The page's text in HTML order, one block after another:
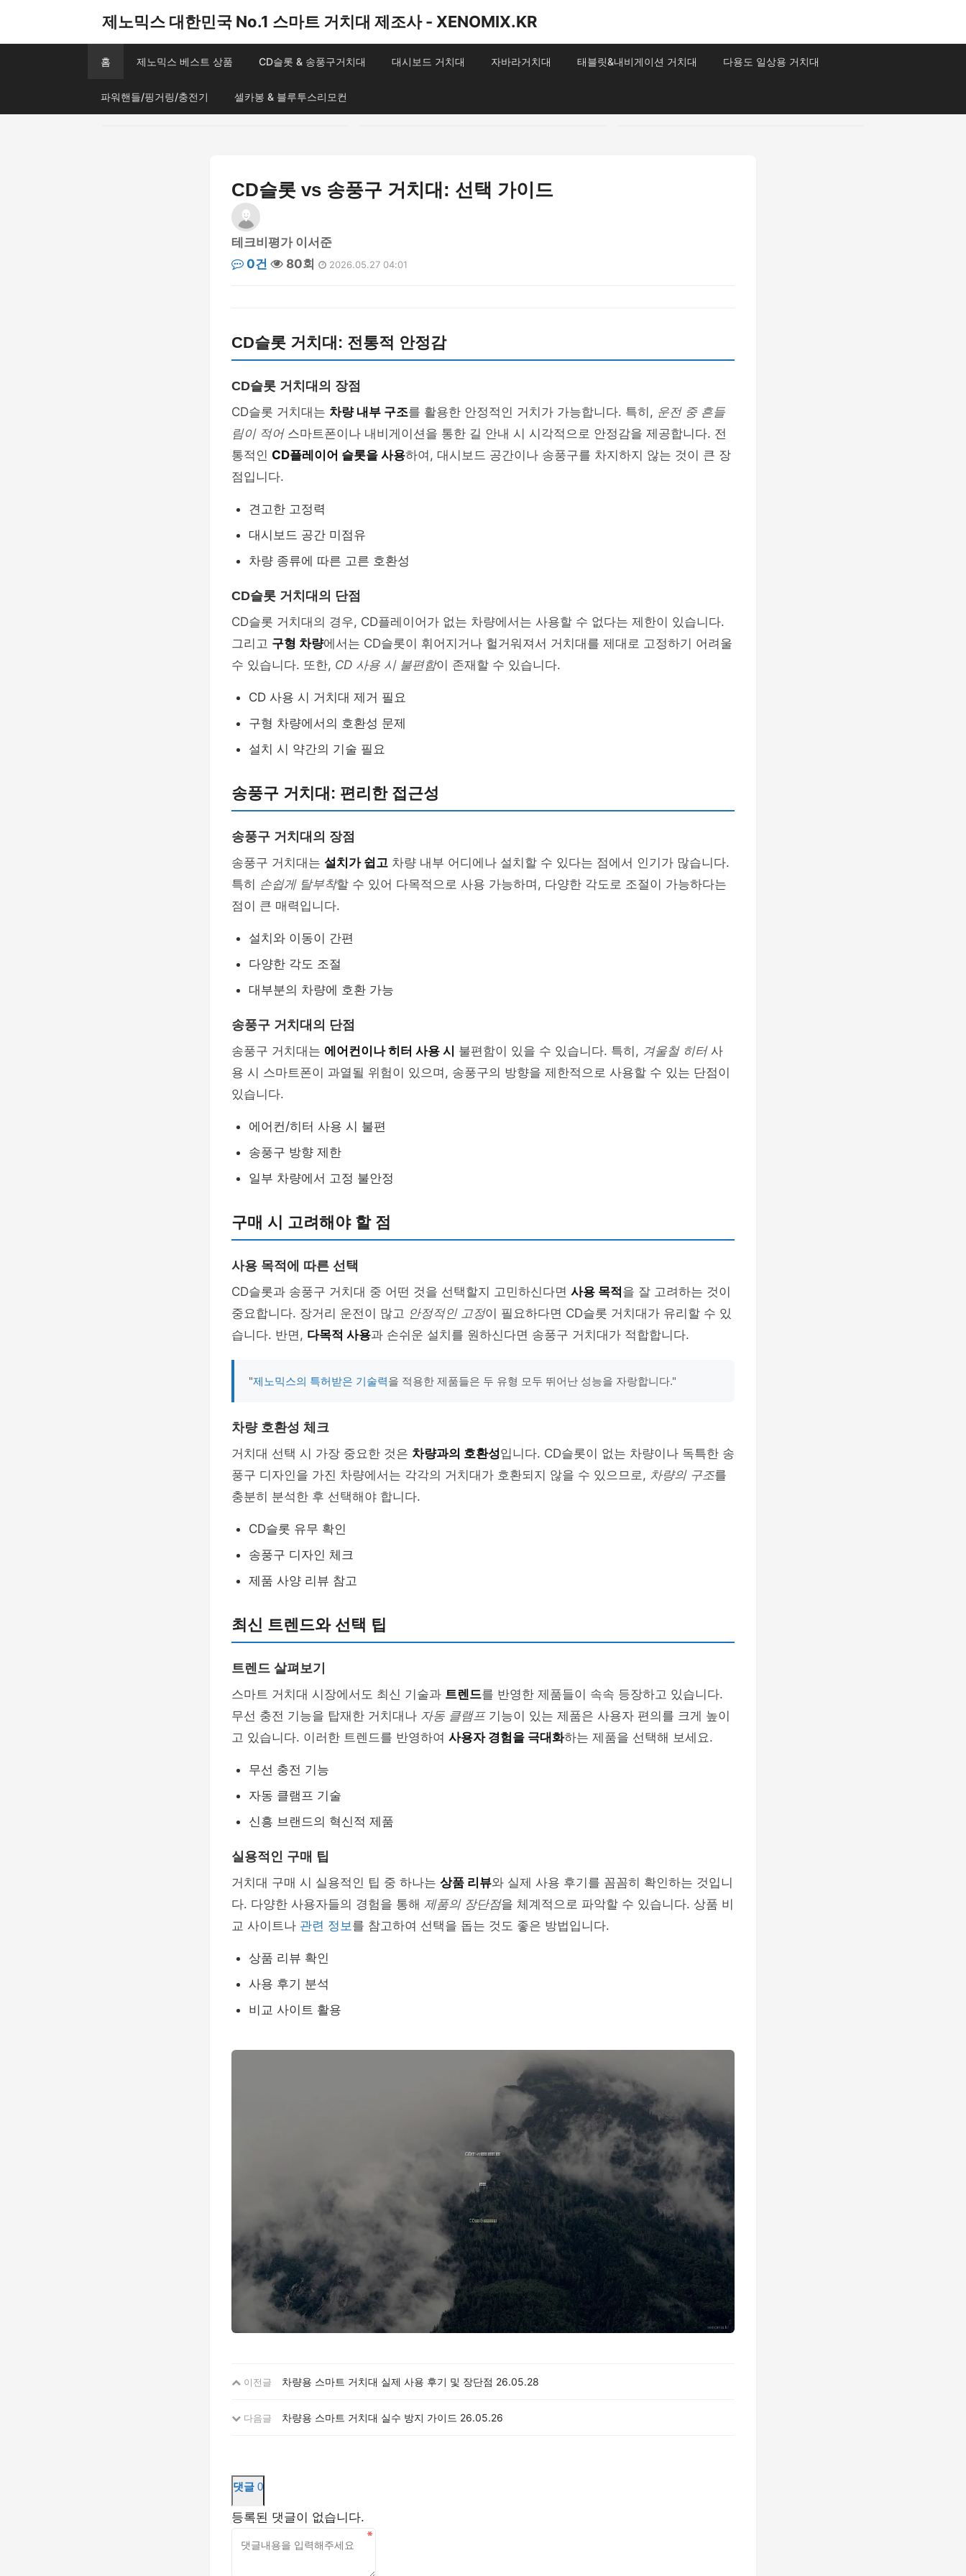
제노믹스 대한민국 No.1 스마트 거치대 제조사 - XENOMIX.KR
홈 제노믹스 베스트 상품 CD슬롯 & 송풍구거치대 대시보드 거치대 자바라거치대 태블릿&내비게이션 거치대 다용도 일상용 거치대
파워핸들/핑거링/충전기 셀카봉 & 블루투스리모컨
CD슬롯 vs 송풍구 거치대: 선택 가이드
테크비평가 이서준
0건
80회 2026.05.27 04:01
CD슬롯 거치대: 전통적 안정감
CD슬롯 거치대의 장점
CD슬롯 거치대는 차량 내부 구조를 활용한 안정적인 거치가 가능합니다. 특히, 운전 중 흔들
림이 적어스마트폰이나 내비게이션을 통한 길 안내 시 시각적으로 안정감을 제공합니다. 전
통적인 CD플레이어 슬롯을 사용하여, 대시보드 공간이나 송풍구를 차지하지 않는 것이 큰 장
점입니다.
견고한 고정력
대시보드 공간 미점유
차량 종류에 따른 고른 호환성
CD슬롯 거치대의 단점
CD슬롯 거치대의 경우, CD플레이어가 없는 차량에서는 사용할 수 없다는 제한이 있습니다.
그리고 구형 차량에서는 CD슬롯이 휘어지거나 헐거워져서 거치대를 제대로 고정하기 어려울
수 있습니다. 또한, CD 사용 시 불편함이 존재할 수 있습니다.
CD 사용 시 거치대 제거 필요
구형 차량에서의 호환성 문제
설치 시 약간의 기술 필요
송풍구 거치대: 편리한 접근성
송풍구 거치대의 장점
송풍구 거치대는 설치가 쉽고 차량 내부 어디에나 설치할 수 있다는 점에서 인기가 많습니다.
특히 손쉽게 탈부착할 수 있어 다목적으로 사용 가능하며, 다양한 각도로 조절이 가능하다는
점이 큰 매력입니다.
설치와 이동이 간편
다양한 각도 조절
대부분의 차량에 호환 가능
송풍구 거치대의 단점
송풍구 거치대는 에어컨이나 히터 사용 시 불편함이 있을 수 있습니다. 특히, 겨울철 히터사
용 시 스마트폰이 과열될 위험이 있으며, 송풍구의 방향을 제한적으로 사용할 수 있는 단점이
있습니다.
에어컨/히터 사용 시 불편
송풍구 방향 제한
일부 차량에서 고정 불안정
구매 시 고려해야 할 점
사용 목적에 따른 선택
CD슬롯과 송풍구 거치대 중 어떤 것을 선택할지 고민하신다면 사용 목적을 잘 고려하는 것이
중요합니다. 장거리 운전이 많고 안정적인 고정이 필요하다면 CD슬롯 거치대가 유리할 수 있
습니다. 반면, 다목적 사용과 손쉬운 설치를 원하신다면 송풍구 거치대가 적합합니다.
"제노믹스의 특허받은 기술력을 적용한 제품들은 두 유형 모두 뛰어난 성능을 자랑합니다."
차량 호환성 체크
거치대 선택 시 가장 중요한 것은 차량과의 호환성입니다. CD슬롯이 없는 차량이나 독특한 송
풍구 디자인을 가진 차량에서는 각각의 거치대가 호환되지 않을 수 있으므로, 차량의 구조를
충분히 분석한 후 선택해야 합니다.
CD슬롯 유무 확인
송풍구 디자인 체크
제품 사양 리뷰 참고
최신 트렌드와 선택 팁
트렌드 살펴보기
스마트 거치대 시장에서도 최신 기술과 트렌드를 반영한 제품들이 속속 등장하고 있습니다.
무선 충전 기능을 탑재한 거치대나 자동 클램프기능이 있는 제품은 사용자 편의를 크게 높이
고 있습니다. 이러한 트렌드를 반영하여 사용자 경험을 극대화하는 제품을 선택해 보세요.
무선 충전 기능
자동 클램프 기술
신흥 브랜드의 혁신적 제품
실용적인 구매 팁
거치대 구매 시 실용적인 팁 중 하나는 상품 리뷰와 실제 사용 후기를 꼼꼼히 확인하는 것입니
다. 다양한 사용자들의 경험을 통해 제품의 장단점을 체계적으로 파악할 수 있습니다. 상품 비
교 사이트나 관련 정보를 참고하여 선택을 돕는 것도 좋은 방법입니다.
상품 리뷰 확인
사용 후기 분석
비교 사이트 활용
이전글 차량용 스마트 거치대 실제 사용 후기 및 장단점 26.05.28
다음글 차량용 스마트 거치대 실수 방지 가이드 26.05.26
댓글 0
등록된 댓글이 없습니다.